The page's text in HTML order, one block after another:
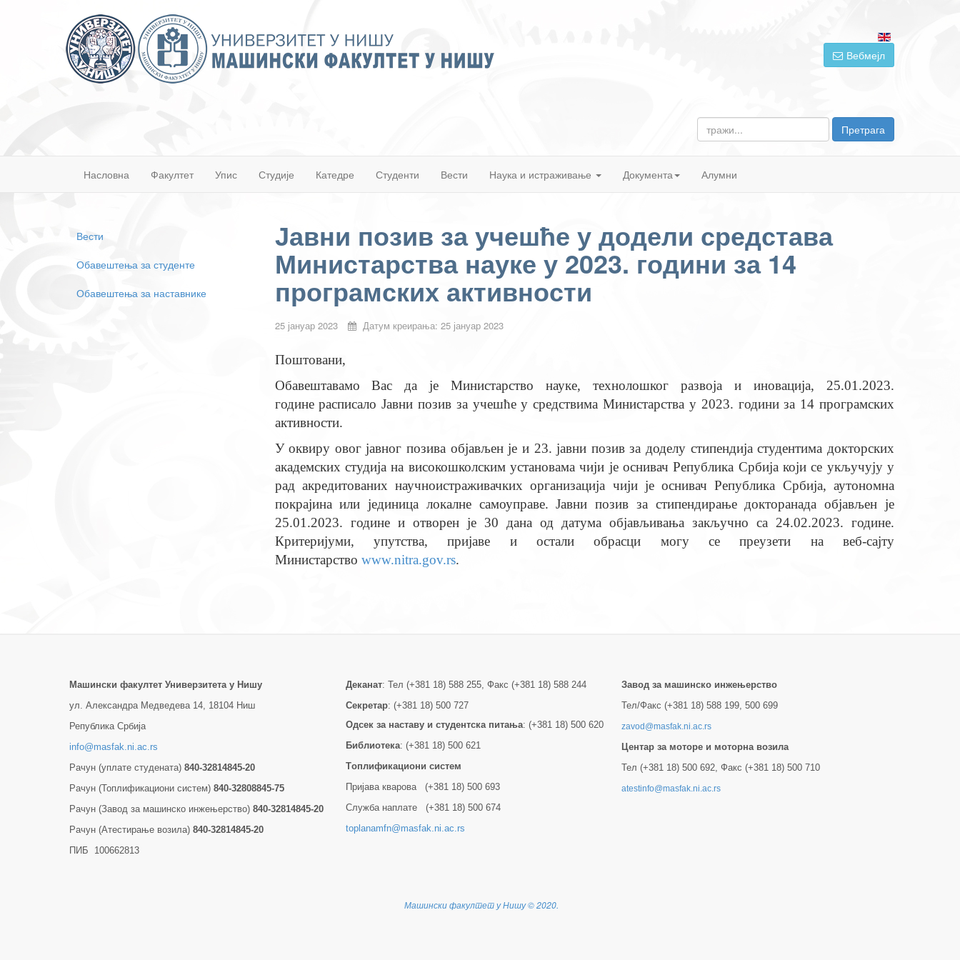
Вебмејл
Претрага
Насловна Факултет Упис Студије Катедре Студенти Вести Наука и истраживање Документа Алумни
Јавни позив за учешће у додели средстава
Министарства науке у 2023. години за 14
програмских активности
25 јануар 2023 Датум креирања: 25 јануар 2023
Поштовани,
Обавештавамо Вас да је Министарство науке, технолошког развоја и иновација, 25.01.2023.
године расписало Јавни позив за учешће у средствима Министарства у 2023. години за 14 програмских
активности.
У оквиру овог јавног позива објављен је и 23. јавни позив за доделу стипендија студентима докторских
академских студија на високошколским установама чији је оснивач Република Србија који се укључују у
рад акредитованих научноистраживачких организација чији је оснивач Република Србија, аутономна
покрајина или јединица локалне самоуправе. Јавни позив за стипендирање докторанада објављен је
25.01.2023. године и отворен је 30 дана од датума објављивања закључно са 24.02.2023. године.
Критеријуми, упутства, пријаве и остали обрасци могу се преузети на веб-сајту
Министарство www.nitra.gov.rs.
Вести
Обавештења за студенте
Обавештења за наставнике
Машински факултет Универзитетa у Нишу
ул. Александра Медведева 14, 18104 Ниш
Република Србија
info@masfak.ni.ac.rs
Рачун (уплате студената) 840-32814845-20
Рачун (Топлификациони систем) 840-32808845-75
Рачун (Завод за машинско инжењерство) 840-32814845-20
Рачун (Атестирање возила) 840-32814845-20
ПИБ 100662813
Деканат: Тел (+381 18) 588 255, Факс (+381 18) 588 244
Секретар: (+381 18) 500 727
Одсек за наставу и студентска питања: (+381 18) 500 620
Библиотека: (+381 18) 500 621
Tоплификациони систем
Пријава кварова (+381 18) 500 693
Служба наплате (+381 18) 500 674
toplanamfn@masfak.ni.ac.rs
Завод за машинско инжењерство
Тел/Факс (+381 18) 588 199, 500 699
zavod@masfak.ni.ac.rs
Центар за моторе и моторна возила
Тел (+381 18) 500 692, Факс (+381 18) 500 710
atestinfo@masfak.ni.ac.rs
Машински факултет у Нишу©2020.